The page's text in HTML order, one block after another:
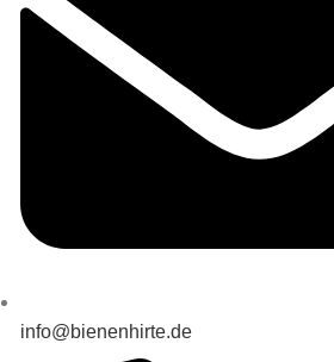
info@bienenhirte.de